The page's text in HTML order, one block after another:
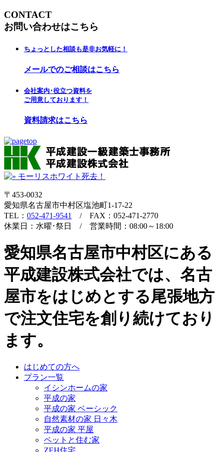
CONTACT
お問い合わせはこちら
ちょっとした相談も是非お気軽に！
メールでのご相談はこちら
会社案内･役立つ資料を
ご用意しております！
資料請求はこちら
〒453-0032
愛知県名古屋市中村区塩池町1-17-22
TEL： 052-471-9541
/ FAX：052-471-2770
休業日：水曜･祭日 / 営業時間：08:00～18:00
愛知県名古屋市中村区にある
平成建設株式会社では、名古
屋市をはじめとする尾張地方
で注文住宅を創り続けており
ます。
はじめての方へ
プラン一覧
イシンホームの家
平成の家
平成の家 ベーシック
自然素材の家 日々木
平成の家 平屋
ペットと住む家